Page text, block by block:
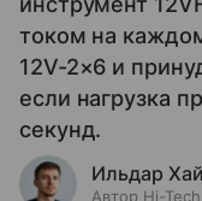
током на
12V-2×6 и
если нагрузка
секунд.
Ильдар
Автор Hi-